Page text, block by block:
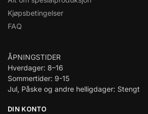
Kjøpsbetingelser
FAQ
ÅPNINGSTIDER
Hverdager: 8–16
Sommertider: 9-15
Jul, Påske og andre helligdager: Stengt
DIN KONTO